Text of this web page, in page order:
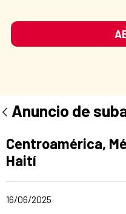
Anuncio de
Apartado del
Centroamérica,
Haití
Fecha de publicación de la
16/06/2025